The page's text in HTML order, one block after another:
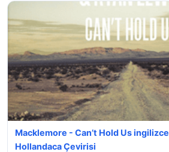
Macklemore - Can’t Hold Us
Hollandaca Çevirisi